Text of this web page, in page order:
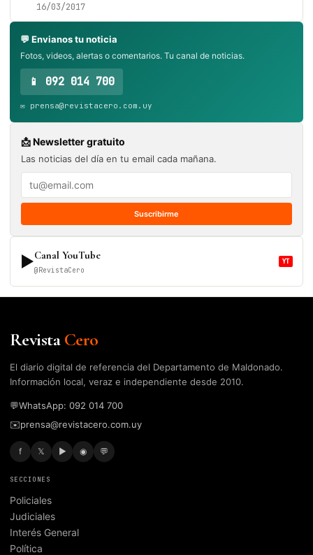
16/03/2017
💬 Envianos tu noticia
Fotos, videos, alertas o comentarios. Tu canal de noticias.
📱 092 014 700
✉️ prensa@revistacero.com.uy
📩 Newsletter gratuito
Las noticias del día en tu email cada mañana.
Suscribirme
▶Canal YouTube
@RevistaCero
YT
RevistaCero
El diario digital de referencia del Departamento de Maldonado.
Información local, veraz e independiente desde 2010.
💬WhatsApp: 092 014 700
✉️prensa@revistacero.com.uy
f 𝕏 ▶ ◉ 💬
SECCIONES
Policiales
Judiciales
Interés General
Política